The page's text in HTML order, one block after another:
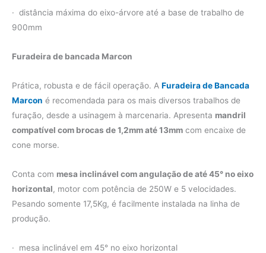
· distância máxima do eixo-árvore até a base de trabalho de
900mm
Furadeira de bancada Marcon
Prática, robusta e de fácil operação. A Furadeira de Bancada
Marcon é recomendada para os mais diversos trabalhos de
furação, desde a usinagem à marcenaria. Apresenta mandril
compatível com brocas de 1,2mm até 13mm com encaixe de
cone morse.
Conta com mesa inclinável com angulação de até 45° no eixo
horizontal, motor com potência de 250W e 5 velocidades.
Pesando somente 17,5Kg, é facilmente instalada na linha de
produção.
· mesa inclinável em 45° no eixo horizontal